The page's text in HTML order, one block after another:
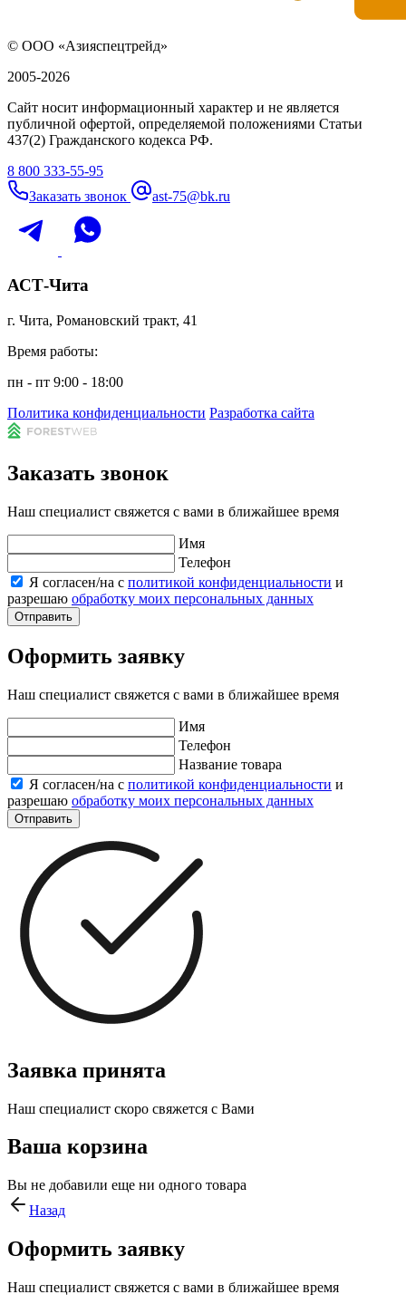
© ООО «Азияспецтрейд»
2005-2026
Сайт носит информационный характер и не является
публичной офертой, определяемой положениями Статьи
437(2) Гражданского кодекса РФ.
8 800 333-55-95
Заказать звонок
ast-75@bk.ru
АСТ-Чита
г. Чита, Романовский тракт, 41
Время работы:
пн - пт 9:00 - 18:00
Политика конфиденциальности Разработка сайта
Заказать звонок
Наш специалист свяжется с вами в ближайшее время
Имя
Телефон
Я согласен/на с политикой конфиденциальности и
разрешаю обработку моих персональных данных
Отправить
Оформить заявку
Наш специалист свяжется с вами в ближайшее время
Имя
Телефон
Название товара
Я согласен/на с политикой конфиденциальности и
разрешаю обработку моих персональных данных
Отправить
Заявка принята
Наш специалист скоро свяжется с Вами
Ваша корзина
Вы не добавили еще ни одного товара
Назад
Оформить заявку
Наш специалист свяжется с вами в ближайшее время